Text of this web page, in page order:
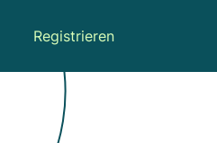
Registrieren